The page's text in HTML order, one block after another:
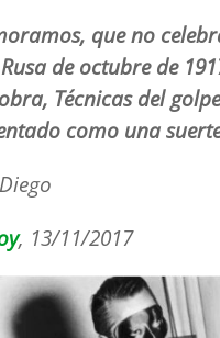
que no
de octubre de
Técnicas del
como una
, 13/11/2017